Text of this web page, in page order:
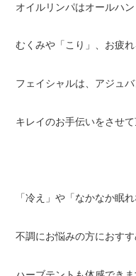
オイルリンパはオールハ
むくみや「こり」、お疲れ
フェイシャルは、アジュ
キレイのお手伝いをさせて
「冷え」や「なかなか眠
不調にお悩みの方におす